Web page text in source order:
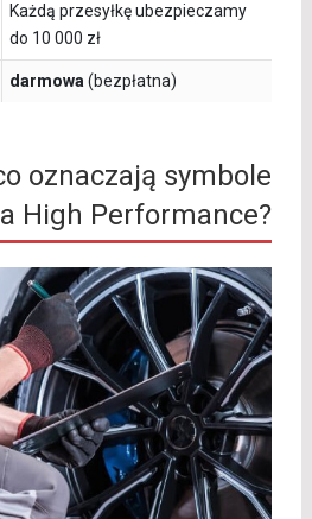
Każdą przesyłkę ubezpieczamy
do 10 000 zł
darmowa (bezpłatna)
oznaczają symbole
High Performance?